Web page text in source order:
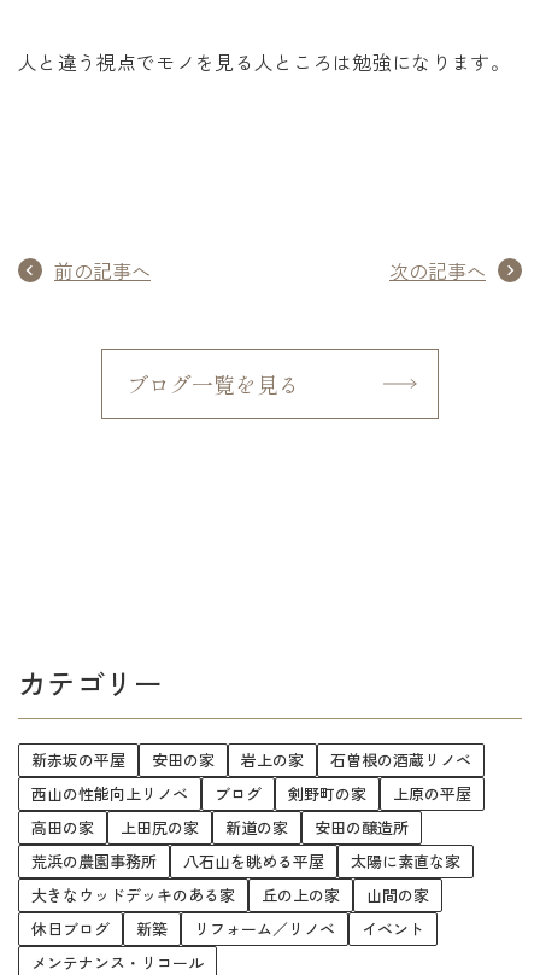
人と違う視点でモノを見る人ところは勉強になります。
前の記事へ 次の記事へ
ブログ一覧を見る
カテゴリー
新赤坂の平屋 安田の家 岩上の家
石曽根の酒蔵リノベ
西山の性能向上リノベ
ブログ 剣野町の家
上原の平屋
高田の家
上田尻の家 新道の家
安田の醸造所
荒浜の農園事務所
八石山を眺める平屋
太陽に素直な家
大きなウッドデッキのある家
丘の上の家
山間の家
休日ブログ
新築 リフォーム／リノベ
イベント
メンテナンス・リコール